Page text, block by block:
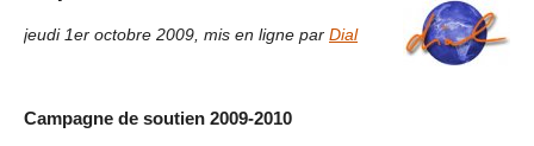
jeudi 1er octobre 2009 mis en ligne par Dial
Campagne de soutien 2009-2010